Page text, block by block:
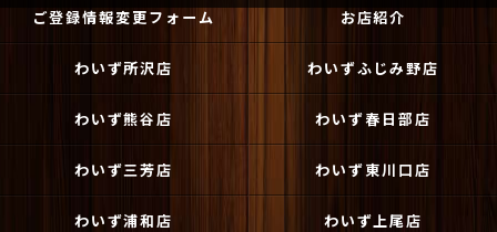
ご登録情報変更フォーム お店紹介
わいず所沢店 わいずふじみ野店
わいず熊谷店 わいず春日部店
わいず三芳店 わいず東川口店
わいず浦和店 わいず上尾店